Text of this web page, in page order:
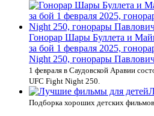
Гонорар Шары Буллета и
за бой 1 февраля 2025,
Night 250, гонорары
1 февраля в Саудовской Аравии
UFC Fight Night 250.
Подборка хороших детских фильмов